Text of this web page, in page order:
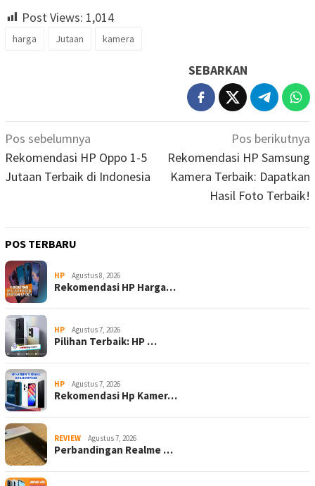
Post Views: 1,014
harga Jutaan kamera
SEBARKAN
Navigasi
pos
Pos sebelumnya
Rekomendasi HP Oppo 1-5
Jutaan Terbaik di Indonesia
Pos berikutnya
Rekomendasi HP Samsung
Kamera Terbaik: Dapatkan
Hasil Foto Terbaik!
POS TERBARU
HP Agustus 8, 2026
Rekomendasi HP Harga…
HP Agustus 7, 2026
Pilihan Terbaik: HP …
HP Agustus 7, 2026
Rekomendasi Hp Kamer…
REVIEW Agustus 7, 2026
Perbandingan Realme …